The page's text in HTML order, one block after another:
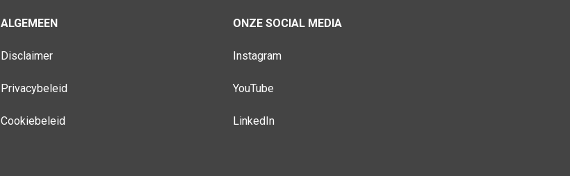
ALGEMEEN
Disclaimer
Privacybeleid
Cookiebeleid
ONZE SOCIAL MEDIA
Instagram
YouTube
LinkedIn